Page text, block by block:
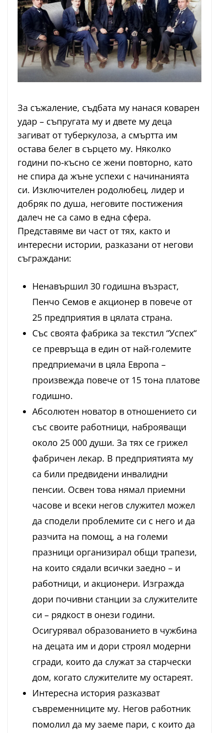
За съжаление, съдбата му нанася коварен
удар – съпругата му и двете му деца
загиват от туберкулоза, а смъртта им
остава белег в сърцето му. Няколко
години по-късно се жени повторно, като
не спира да жъне успехи с начинанията
си. Изключителен родолюбец, лидер и
добряк по душа, неговите постижения
далеч не са само в една сфера.
Представяме ви част от тях, както и
интересни истории, разказани от негови
съграждани:
Ненавършил 30 годишна възраст,
Пенчо Семов е акционер в повече от
25 предприятия в цялата страна.
Със своята фабрика за текстил “Успех“
се превръща в един от най-големите
предприемачи в цяла Европа –
произвежда повече от 15 тона платове
годишно.
Абсолютен новатор в отношението си
със своите работници, наброяващи
около 25 000 души. За тях се грижел
фабричен лекар. В предприятията му
са били предвидени инвалидни
пенсии. Освен това нямал приемни
часове и всеки негов служител можел
да сподели проблемите си с него и да
разчита на помощ, а на големи
празници организирал общи трапези,
на които сядали всички заедно – и
работници, и акционери. Изгражда
дори почивни станции за служителите
си – рядкост в онези години.
Осигурявал образованието в чужбина
на децата им и дори строял модерни
сгради, които да служат за старчески
дом, когато служителите му остареят.
Интересна история разказват
съвременниците му. Негов работник
помолил да му заеме пари, с които да